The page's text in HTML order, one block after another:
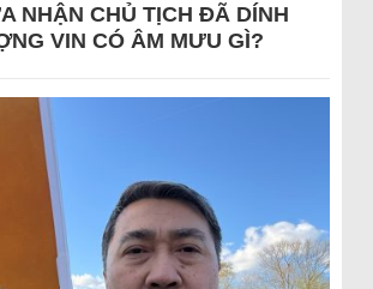
NHẬN CHỦ TỊCH ĐÃ DÍNH
VIN CÓ ÂM MƯU GÌ?